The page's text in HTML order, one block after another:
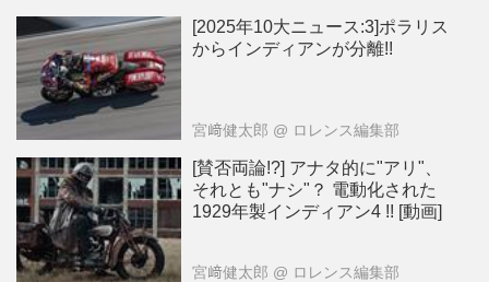
[2025年10大ニュース:3]ポラリス
からインディアンが分離!!
宮﨑健太郎 @ ロレンス編集部
[賛否両論!?] アナタ的に"アリ"、
それとも"ナシ"？ 電動化された
1929年製インディアン4 !! [動画]
宮﨑健太郎 @ ロレンス編集部